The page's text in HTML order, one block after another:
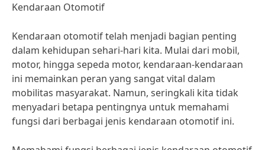
Kendaraan Otomotif
Kendaraan otomotif telah menjadi bagian penting
dalam kehidupan sehari-hari kita. Mulai dari mobil,
motor, hingga sepeda motor, kendaraan-kendaraan
ini memainkan peran yang sangat vital dalam
mobilitas masyarakat. Namun, seringkali kita tidak
menyadari betapa pentingnya untuk memahami
fungsi dari berbagai jenis kendaraan otomotif ini.